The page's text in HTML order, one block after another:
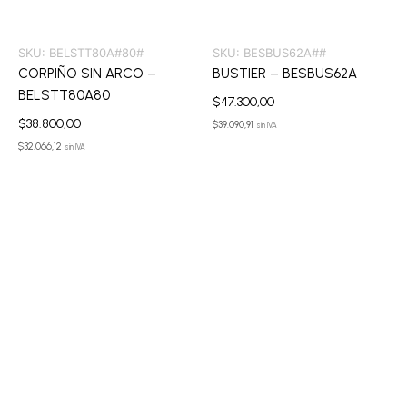
SKU: BELSTT80A#80#
CORPIÑO SIN ARCO –
BELSTT80A80
$38.800,00
$32.066,12 sin IVA
SKU: BESBUS62A##
BUSTIER – BESBUS62A
$47.300,00
$39.090,91 sin IVA